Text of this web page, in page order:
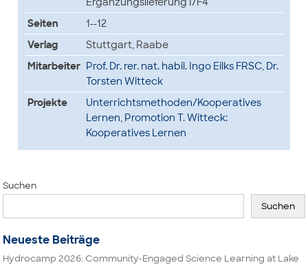
Seiten
1--12
Verlag
Stuttgart, Raabe
Mitarbeiter Prof. Dr. rer. nat. habil. Ingo Eilks FRSC, Dr.
Torsten Witteck
Projekte
Unterrichtsmethoden/Kooperatives
Lernen, Promotion T. Witteck:
Kooperatives Lernen
Suchen
Suchen
Neueste Beiträge
Hydrocamp 2026: Community-Engaged Science Learning at Lake